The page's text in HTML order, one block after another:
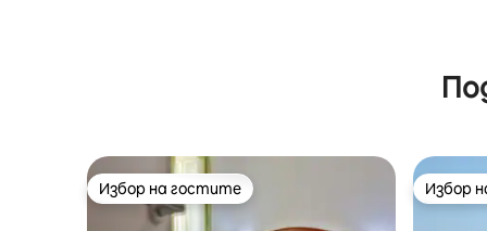
Избор на гостите
Избор на гостите Избор
Избор